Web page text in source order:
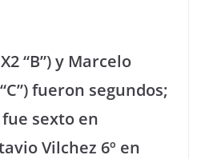
“B”) y Marcelo
fueron segundos;
sexto en
Vilchez 6º en